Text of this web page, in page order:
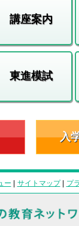
講座案内
東進模試
入
ー | サイトマップ| プ